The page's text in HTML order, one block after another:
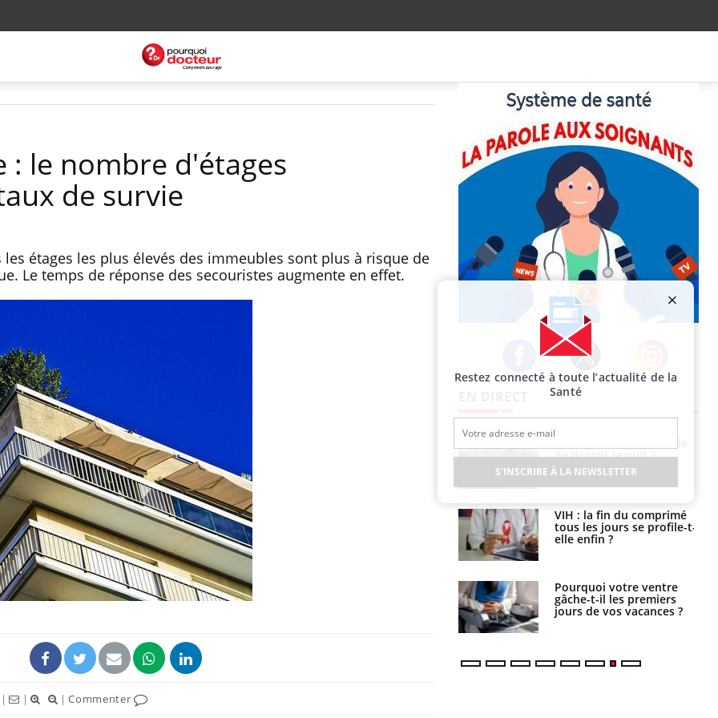
: le nombre d'étages
de survie
étages les plus élevés des immeubles sont plus à risque de
Le temps de réponse des secouristes augmente en effet.
| | |Commenter
Facebook Twitter Instagram
Comment oublier les
écrans en vacances ?
Toujours connectés :
comment le travail
empiète de plus en plus
sur nos soirées
Cancer colorectal : une
stratégie simple aurait
de dormir la nuit ?
VIH : la fin du comprimé
tous les jours se profile-t-
elle enfin ?
Pourquoi votre ventre
gâche-t-il les premiers
jours de vos vacances ?
Restez connecté à toute l’actualité de la
Santé
S'INSCRIRE À LA NEWSLETTER